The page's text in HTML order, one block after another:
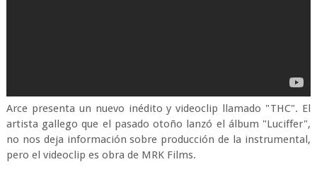
Arce presenta un nuevo inédito y videoclip llamado "THC". El
artista gallego que el pasado otoño lanzó el álbum "Luciffer",
no nos deja información sobre producción de la instrumental,
pero el videoclip es obra de MRK Films.